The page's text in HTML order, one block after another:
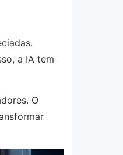
a IA tem
O